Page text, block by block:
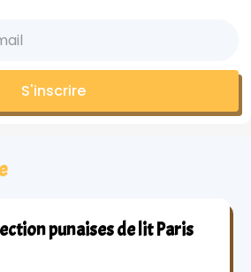
S'inscrire
punaises de lit Paris